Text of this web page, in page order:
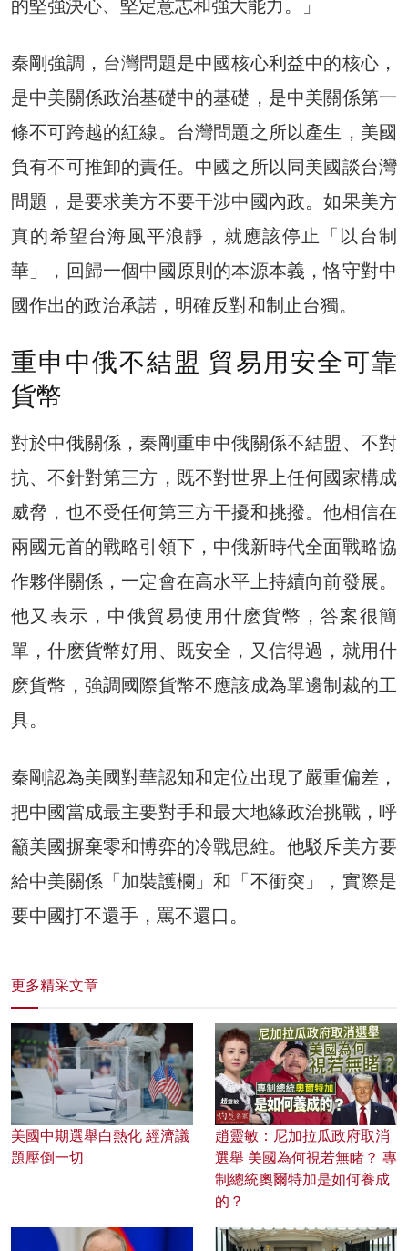
的堅強決心、堅定意志和強大能力。」
秦剛強調，台灣問題是中國核心利益中的核心，
是中美關係政治基礎中的基礎，是中美關係第一
條不可跨越的紅線。台灣問題之所以產生，美國
負有不可推卸的責任。中國之所以同美國談台灣
問題，是要求美方不要干涉中國內政。如果美方
真的希望台海風平浪靜，就應該停止「以台制
華」，回歸一個中國原則的本源本義，恪守對中
國作出的政治承諾，明確反對和制止台獨。
重申中俄不結盟 貿易用安全可靠
貨幣
對於中俄關係，秦剛重申中俄關係不結盟、不對
抗、不針對第三方，既不對世界上任何國家構成
威脅，也不受任何第三方干擾和挑撥。他相信在
兩國元首的戰略引領下，中俄新時代全面戰略協
作夥伴關係，一定會在高水平上持續向前發展。
他又表示，中俄貿易使用什麽貨幣，答案很簡
單，什麽貨幣好用、既安全，又信得過，就用什
麽貨幣，強調國際貨幣不應該成為單邊制裁的工
具。
秦剛認為美國對華認知和定位出現了嚴重偏差，
把中國當成最主要對手和最大地緣政治挑戰，呼
籲美國摒棄零和博弈的冷戰思維。他駁斥美方要
給中美關係「加裝護欄」和「不衝突」，實際是
要中國打不還手，罵不還口。
更多精采文章
美國中期選舉白熱化 經濟議
題壓倒一切
趙靈敏：尼加拉瓜政府取消
選舉 美國為何視若無睹？ 專
制總統奧爾特加是如何養成
的？